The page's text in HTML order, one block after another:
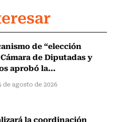
de “elección
de Diputadas y
aprobó la...
de agosto de 2026
la coordinación